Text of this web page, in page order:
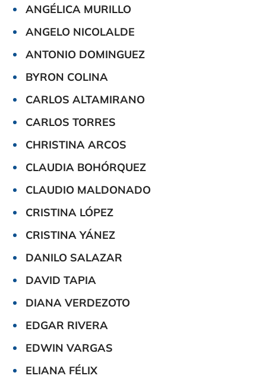
ANGÉLICA MURILLO
ANGELO NICOLALDE
ANTONIO DOMINGUEZ
BYRON COLINA
CARLOS ALTAMIRANO
CARLOS TORRES
CHRISTINA ARCOS
CLAUDIA BOHÓRQUEZ
CLAUDIO MALDONADO
CRISTINA LÓPEZ
CRISTINA YÁNEZ
DANILO SALAZAR
DAVID TAPIA
DIANA VERDEZOTO
EDGAR RIVERA
EDWIN VARGAS
ELIANA FÉLIX